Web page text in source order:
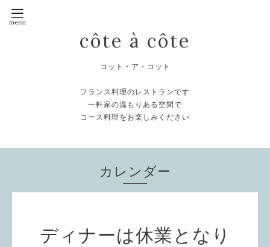
côte à côte
コット・ア・コット
フランス料理のレストランです
一軒家の温もりある空間で
コース料理をお楽しみください
カレンダー
ディナーは休業となり